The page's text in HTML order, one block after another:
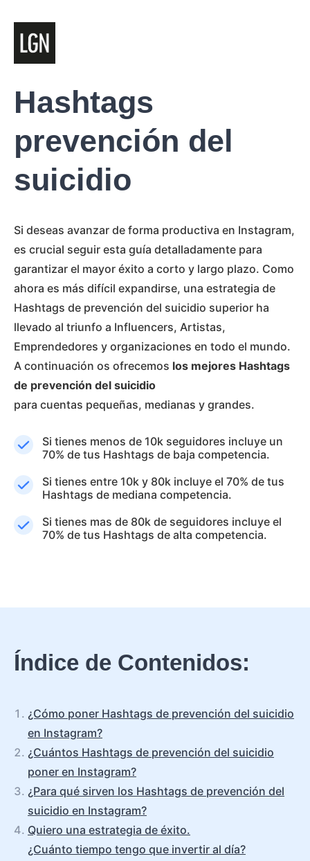
Hashtags
prevención del
suicidio
Si deseas avanzar de forma productiva en Instagram,
es crucial seguir esta guía detalladamente para
garantizar el mayor éxito a corto y largo plazo. Como
ahora es más difícil expandirse, una estrategia de
Hashtags de prevención del suicidio superior ha
llevado al triunfo a Influencers, Artistas,
Emprendedores y organizaciones en todo el mundo.
A continuación os ofrecemos los mejores Hashtags
de prevención del suicidio
para cuentas pequeñas, medianas y grandes.
Si tienes menos de 10k seguidores incluye un
70% de tus Hashtags de baja competencia.
Si tienes entre 10k y 80k incluye el 70% de tus
Hashtags de mediana competencia.
Si tienes mas de 80k de seguidores incluye el
70% de tus Hashtags de alta competencia.
Índice de Contenidos:
¿Cómo poner Hashtags de prevención del suicidio
en Instagram?
¿Cuántos Hashtags de prevención del suicidio
poner en Instagram?
¿Para qué sirven los Hashtags de prevención del
suicidio en Instagram?
Quiero una estrategia de éxito.
¿Cuánto tiempo tengo que invertir al día?